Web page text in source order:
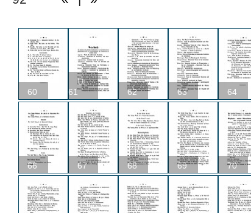
60
U
61
62 63 64
66 67 68 69 70